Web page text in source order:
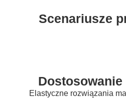
Scenariusze
Dostosowanie
Elastyczne rozwiązania